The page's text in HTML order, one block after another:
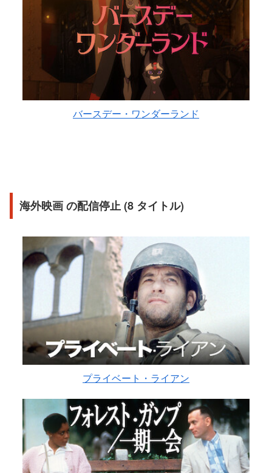
バースデー・ワンダーランド
海外映画 の配信停止 (8 タイトル)
プライベート・ライアン